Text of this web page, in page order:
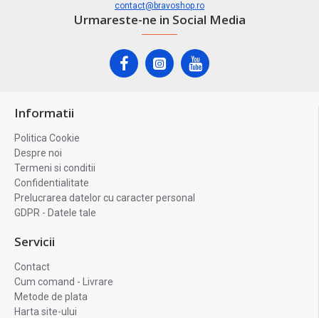
contact@bravoshop.ro
Urmareste-ne in Social Media
Informatii
Politica Cookie
Despre noi
Termeni si conditii
Confidentialitate
Prelucrarea datelor cu caracter personal
GDPR - Datele tale
Servicii
Contact
Cum comand - Livrare
Metode de plata
Harta site-ului